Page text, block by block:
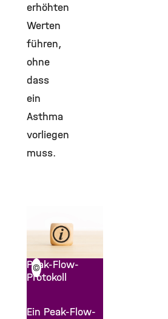
erhöhten
Werten
führen,
ohne
dass
ein
Asthma
vorliegen
muss.
Peak-Flow-
Protokoll
Ein Peak-Flow-
©